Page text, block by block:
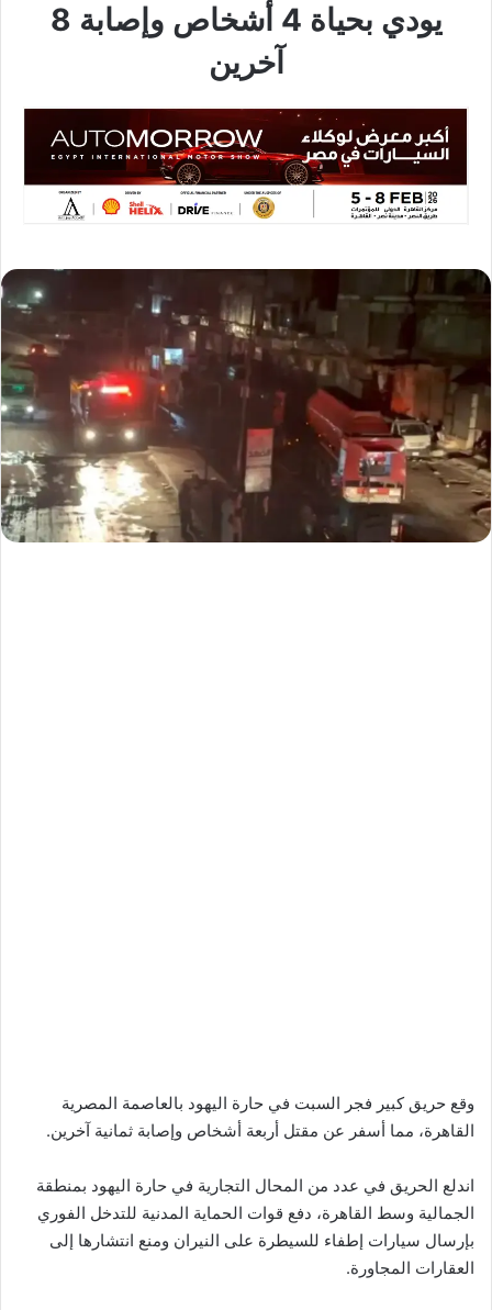
يودي بحياة 4 أشخاص وإصابة 8
آخرين
وقع حريق كبير فجر السبت في حارة اليهود بالعاصمة المصرية
القاهرة، مما أسفر عن مقتل أربعة أشخاص وإصابة ثمانية آخرين.
اندلع الحريق في عدد من المحال التجارية في حارة اليهود بمنطقة
الجمالية وسط القاهرة، دفع قوات الحماية المدنية للتدخل الفوري
بإرسال سيارات إطفاء للسيطرة على النيران ومنع انتشارها إلى
العقارات المجاورة.